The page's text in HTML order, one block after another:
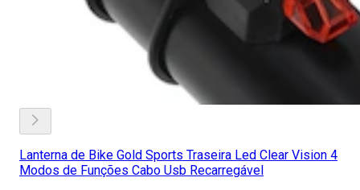
Lanterna de Bike Gold Sports Traseira Led Clear Vision 4
Modos de Funções Cabo Usb Recarregável